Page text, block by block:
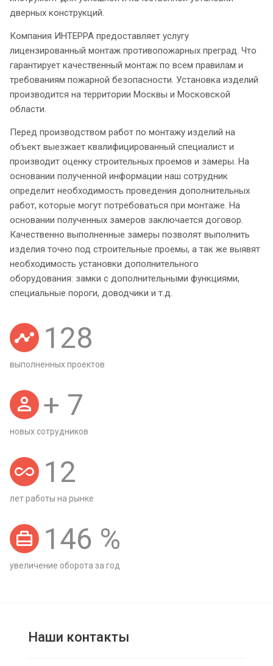
дверных конструкций.
Компания ИНТЕРРА предоставляет услугу
лицензированный монтаж противопожарных преград. Что
гарантирует качественный монтаж по всем правилам и
требованиям пожарной безопасности. Установка изделий
производится на территории Москвы и Московской
области.
Перед производством работ по монтажу изделий на
объект выезжает квалифицированный специалист и
производит оценку строительных проемов и замеры. На
основании полученной информации наш сотрудник
определит необходимость проведения дополнительных
работ, которые могут потребоваться при монтаже. На
основании полученных замеров заключается договор.
Качественно выполненные замеры позволят выполнить
изделия точно под строительные проемы, а так же выявят
необходимость установки дополнительного
оборудования: замки с дополнительными функциями,
специальные пороги, доводчики и т.д.
128
выполненных проектов
+ 7
новых сотрудников
12
лет работы на рынке
146 %
увеличение оборота за год
Наши контакты